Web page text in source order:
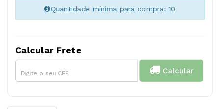
Quantidade mínima para compra: 10
Calcular Frete
Calcular